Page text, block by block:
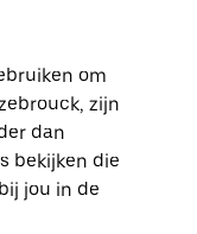
om
zijn
dan
bekijken die
jou in de